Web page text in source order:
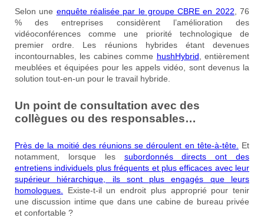
Selon une enquête réalisée par le groupe CBRE en 2022 , 76
% des entreprises considèrent l’amélioration des
vidéoconférences comme une priorité technologique de
premier ordre. Les réunions hybrides étant devenues
incontournables, les cabines comme hushHybrid , entièrement
meublées et équipées pour les appels vidéo, sont devenus la
solution tout-en-un pour le travail hybride.
Un point de consultation avec des
collègues ou des responsables…
Près de la moitié des réunions se déroulent en tête-à-tête.
Et
notamment, lorsque les subordonnés directs ont des
entretiens individuels plus fréquents et plus efficaces avec leur
supérieur hiérarchique, ils sont plus engagés que leurs
homologues.
Existe-t-il un endroit plus approprié pour tenir
une discussion intime que dans une cabine de bureau privée
et confortable ?